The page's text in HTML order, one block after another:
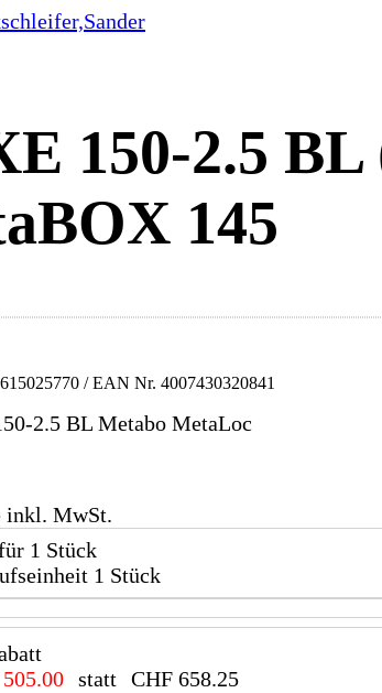
150-2.5 BL
145
615025770 / EAN Nr.4007430320841
2.5 BL Metabo MetaLoc
inkl. MwSt.
1 Stück
1 Stück
505.00 statt CHF 658.25